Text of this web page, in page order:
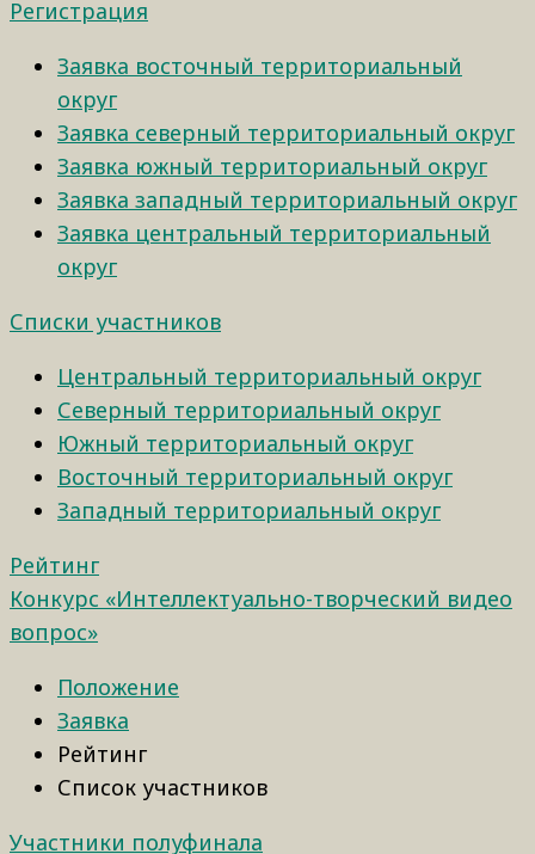
Регистрация
Заявка восточный территориальный
округ
Заявка северный территориальный округ
Заявка южный территориальный округ
Заявка западный территориальный округ
Заявка центральный территориальный
округ
Списки участников
Центральный территориальный округ
Северный территориальный округ
Южный территориальный округ
Восточный территориальный округ
Западный территориальный округ
Рейтинг
Конкурс «Интеллектуально-творческий видео
вопрос»
Положение
Заявка
Рейтинг
Список участников
Участники полуфинала